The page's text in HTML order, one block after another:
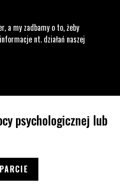
a my zadbamy o to, żeby
nt. działań naszej
psychologicznej lub